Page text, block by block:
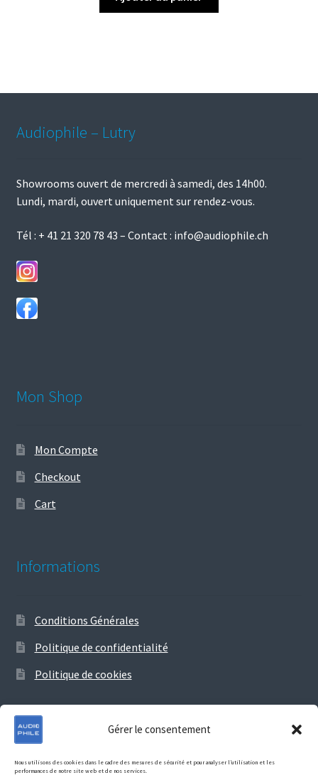
Gérer le consentement
Nous utilisons des cookies dans le cadre des mesures de sécurité et pour analyser l’utilisation et les
performances de notre site web et de nos services.
Audiophile – Lutry
Showrooms ouvert de mercredi à samedi, des 14h00.
Lundi, mardi, ouvert uniquement sur rendez-vous.
Tél : + 41 21 320 78 43 – Contact : info@audiophile.ch
Mon Shop
Mon Compte
Checkout
Cart
Informations
Conditions Générales
Politique de confidentialité
Politique de cookies
© Audiophile 2026